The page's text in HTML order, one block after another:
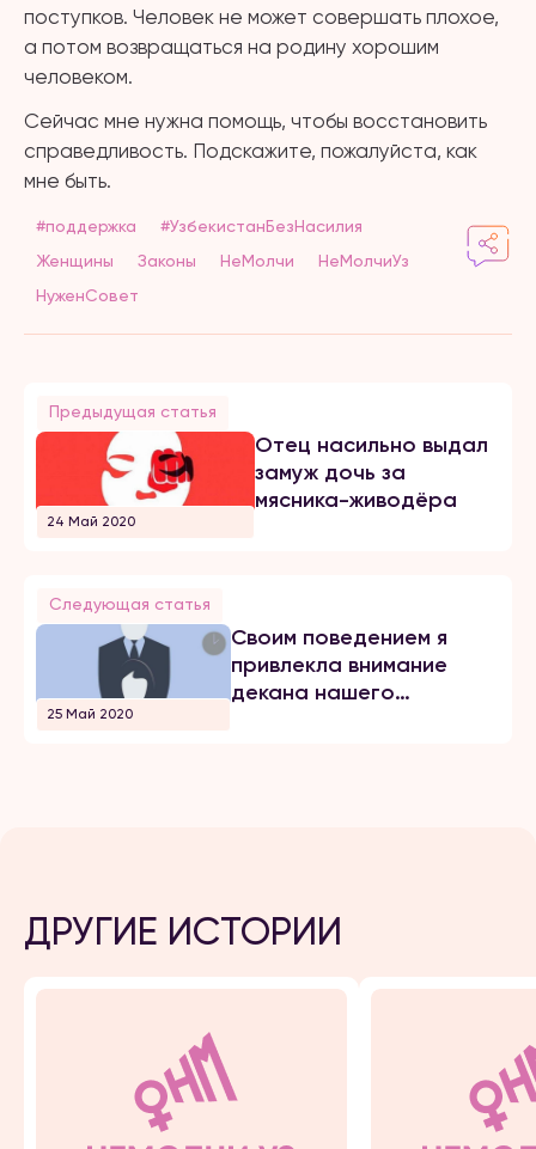
поступков. Человек не может совершать плохое,
а потом возвращаться на родину хорошим
человеком.
Сейчас мне нужна помощь, чтобы восстановить
справедливость. Подскажите, пожалуйста, как
мне быть.
#поддержка
#УзбекистанБезНасилия
Женщины
Законы НеМолчи
НеМолчиУз
НуженСовет
Предыдущая статья
24 Май 2020
Отец насильно выдал
замуж дочь за
мясника-живодёра
Следующая статья
25 Май 2020
Своим поведением я
привлекла внимание
декана нашего
ДРУГИЕ ИСТОРИИ